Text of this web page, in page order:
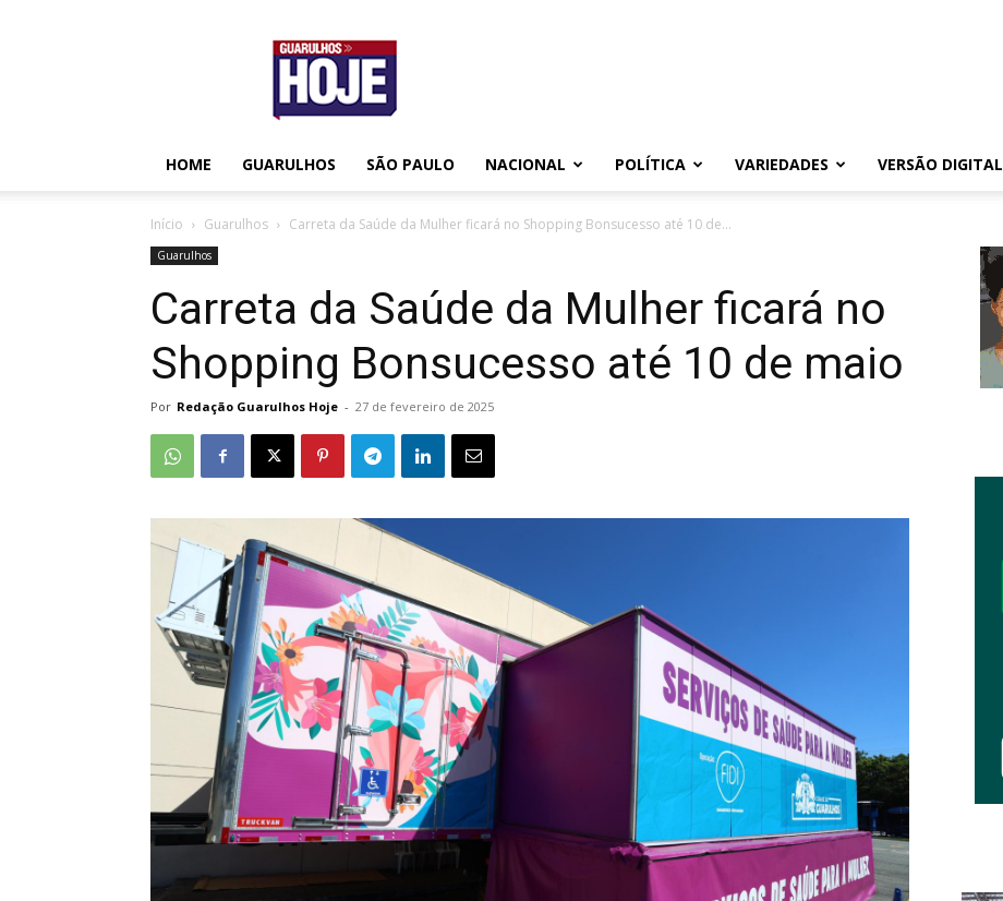
Guarulhos
Hoje
HOME GUARULHOS SÃO PAULO NACIONAL POLÍTICA VARIEDADES VERSÃO DIGITAL
Início Guarulhos Carreta da Saúde da Mulher ficará no Shopping Bonsucesso até 10 de...
Guarulhos
Carreta da Saúde da Mulher ficará no
Shopping Bonsucesso até 10 de maio
Por Redação Guarulhos Hoje - 27 de fevereiro de 2025